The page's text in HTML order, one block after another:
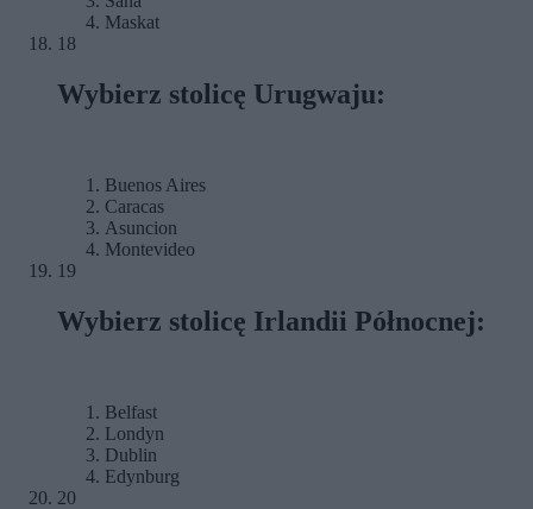
Maskat
18
Wybierz stolicę Urugwaju:
Buenos Aires
Caracas
Asuncion
Montevideo
19
Wybierz stolicę Irlandii Północnej:
Belfast
Londyn
Dublin
Edynburg
20